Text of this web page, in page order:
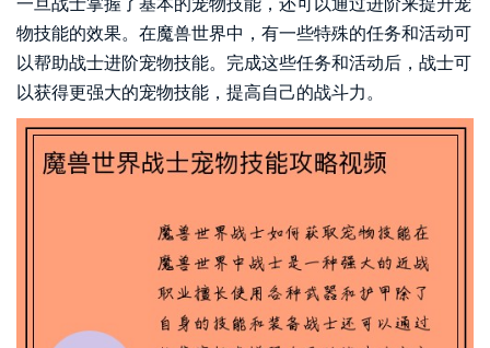
物技能的效果。在魔兽世界中，有一些特殊的任务和活动可
以帮助战士进阶宠物技能。完成这些任务和活动后，战士可
以获得更强大的宠物技能，提高自己的战斗力。